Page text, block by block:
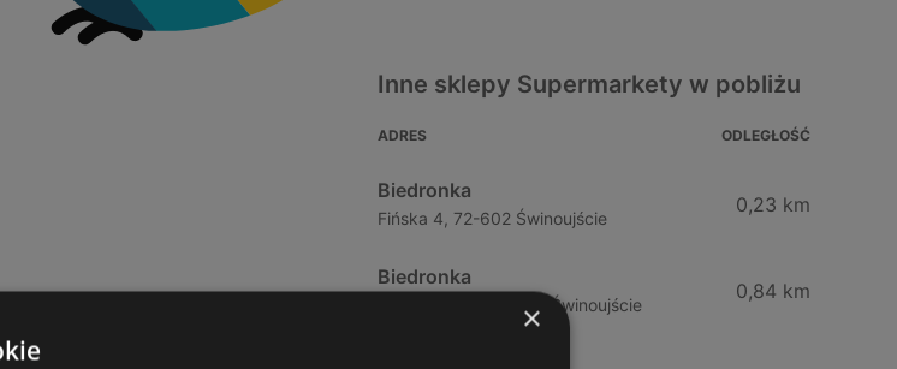
Inne sklepy Supermarkety w pobliżu
ADRES ODLEGŁOŚĆ
Biedronka
Fińska 4, 72-602 Świnoujście
0,23 km
Biedronka
Chrobrego 9, 72-600 Świnoujście
0,84 km
×